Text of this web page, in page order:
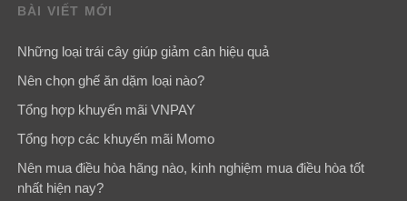
BÀI VIẾT MỚI
Những loại trái cây giúp giảm cân hiệu quả
Nên chọn ghế ăn dặm loại nào?
Tổng hợp khuyến mãi VNPAY
Tổng hợp các khuyến mãi Momo
Nên mua điều hòa hãng nào, kinh nghiệm mua điều hòa tốt
nhất hiện nay?